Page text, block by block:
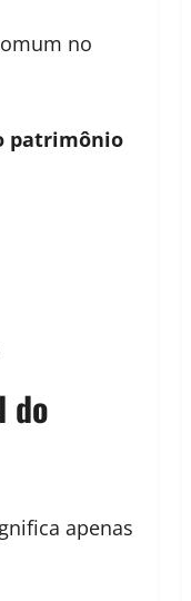
no
patrimônio
do
apenas